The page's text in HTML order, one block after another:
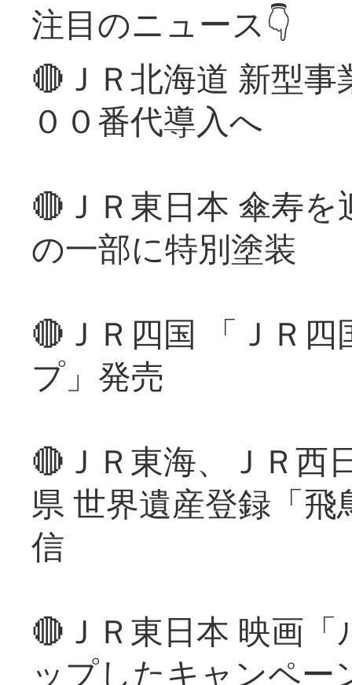
注目のニュース👇
🔴ＪＲ北海道 新型
００番代導入へ
🔴ＪＲ東日本 傘寿
の一部に特別塗装
🔴ＪＲ四国 「ＪＲ
プ」発売
🔴ＪＲ東海、ＪＲ西
県 世界遺産登録「
信
🔴ＪＲ東日本 映画
ップしたキャンペー